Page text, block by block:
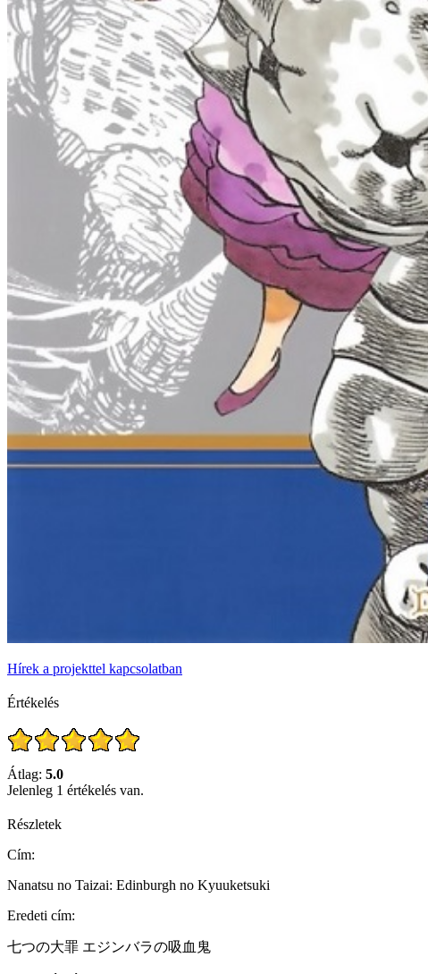
Hírek a projekttel kapcsolatban
Értékelés
Átlag: 5.0
Jelenleg 1 értékelés van.
Részletek
Cím:
Nanatsu no Taizai: Edinburgh no Kyuuketsuki
Eredeti cím:
七つの大罪 エジンバラの吸血鬼